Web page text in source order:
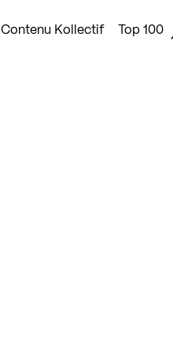
Contenu Kollectif Top 100